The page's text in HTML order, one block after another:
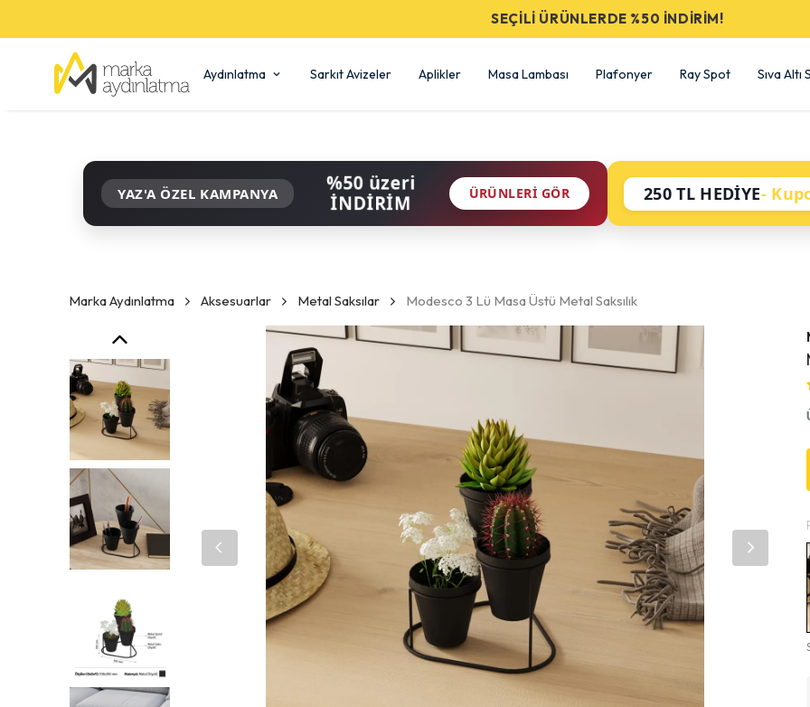
SEÇİLİ ÜRÜNLERDE %50 İNDİRİM!
Aydınlatma Sarkıt Avizeler Aplikler Masa Lambası Plafonyer Ray Spot Sıva Altı
YAZ'A ÖZEL KAMPANYA
%50 üzeri
İNDİRİM
ÜRÜNLERI GÖR 250 TL HEDİYE-
Marka Aydınlatma Aksesuarlar Metal Saksılar Modesco 3 Lü Masa Üstü Metal Saksılık